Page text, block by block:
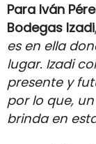
Para Iván
Bodegas Izadi,
es en ella
lugar. Izadi
presente y
por lo que,
brinda en